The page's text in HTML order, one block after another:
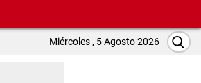
Miércoles , 5 Agosto 2026